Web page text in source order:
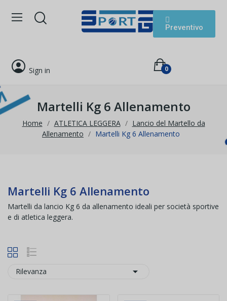
Preventivo
Sign in 0
Martelli Kg 6 Allenamento
Home ATLETICA LEGGERA
Lancio del Martello da
Allenamento
Martelli Kg 6 Allenamento
Martelli Kg 6 Allenamento
Martelli da lancio Kg 6 da allenamento ideali per società sportive
e di atletica leggera.
Rilevanza 